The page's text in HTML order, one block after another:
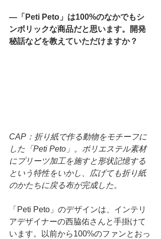
―「Peti Peto」は100%のなかでもシ
ンボリックな商品だと思います。開発
秘話などを教えていただけますか？
CAP：折り紙で作る動物をモチーフに
した「Peti Peto」。ポリエステル素材
にプリーツ加工を施すと形状記憶する
という特性をいかし、広げても折り紙
のかたちに戻る布が完成した。
「Peti Peto」のデザインは、インテリ
アデザイナーの西脇佑さんと手掛けて
います。以前から100%のファンとおっ